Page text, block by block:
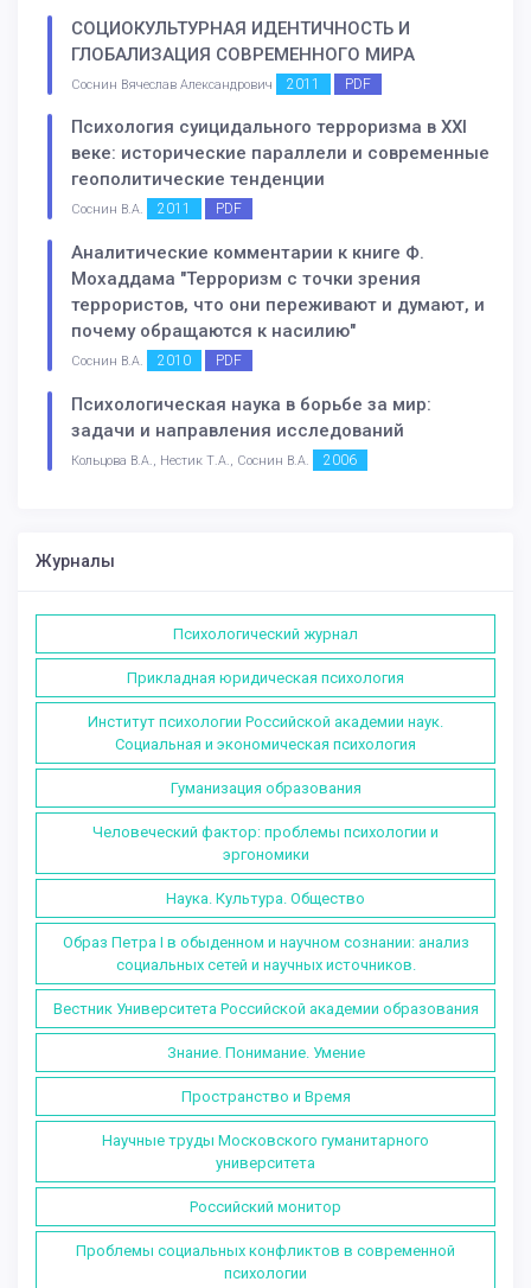
СОЦИОКУЛЬТУРНАЯ ИДЕНТИЧНОСТЬ И
ГЛОБАЛИЗАЦИЯ СОВРЕМЕННОГО МИРА
Соснин Вячеслав Александрович 2011 PDF
Психология суицидального терроризма в ХХI
веке: исторические параллели и современные
геополитические тенденции
Соснин В.А. 2011 PDF
Аналитические комментарии к книге Ф.
Мохаддама "Терроризм с точки зрения
террористов, что они переживают и думают, и
почему обращаются к насилию"
Соснин В.А. 2010 PDF
Психологическая наука в борьбе за мир:
задачи и направления исследований
Кольцова В.А., Нестик Т.А., Соснин В.А. 2006
Журналы
Психологический журнал
Прикладная юридическая психология
Институт психологии Российской академии наук.
Социальная и экономическая психология
Гуманизация образования
Человеческий фактор: проблемы психологии и
эргономики
Наука. Культура. Общество
Образ Петра I в обыденном и научном сознании: анализ
социальных сетей и научных источников.
Вестник Университета Российской академии образования
Знание. Понимание. Умение
Пространство и Время
Научные труды Московского гуманитарного
университета
Российский монитор
Проблемы социальных конфликтов в современной
психологии